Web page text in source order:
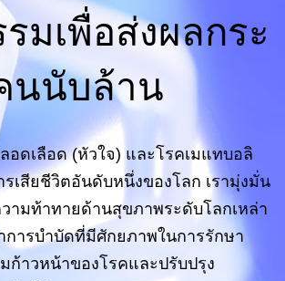
มเพื่อส่งผลกระ
นนับล้าน
อดเลือด (หัวใจ) และโรคเมแทบอลิ
รเสียชีวิตอันดับหนึ่งของโลก เรามุ่งมั่น
ามท้าทายด้านสุขภาพระดับโลกเหล่า
ารบําบัดที่มีศักยภาพในการรักษา
ก้าวหน้าของโรคและปรับปรุง